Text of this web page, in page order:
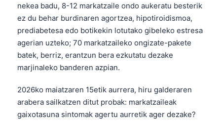
nekea badu, 8-12 markatzaile ondo aukeratu besterik
ez du behar burdinaren agortzea, hipotiroidismoa,
prediabetesa edo botikekin lotutako gibeleko estresa
agerian uzteko; 70 markatzaileko ongizate-pakete
batek, berriz, erantzun bera ezkutatu dezake
marjinaleko banderen azpian.
2026ko maiatzaren 15etik aurrera, hiru galderaren
arabera sailkatzen ditut probak: markatzaileak
gaixotasuna sintomak agertu aurretik ager dezake?